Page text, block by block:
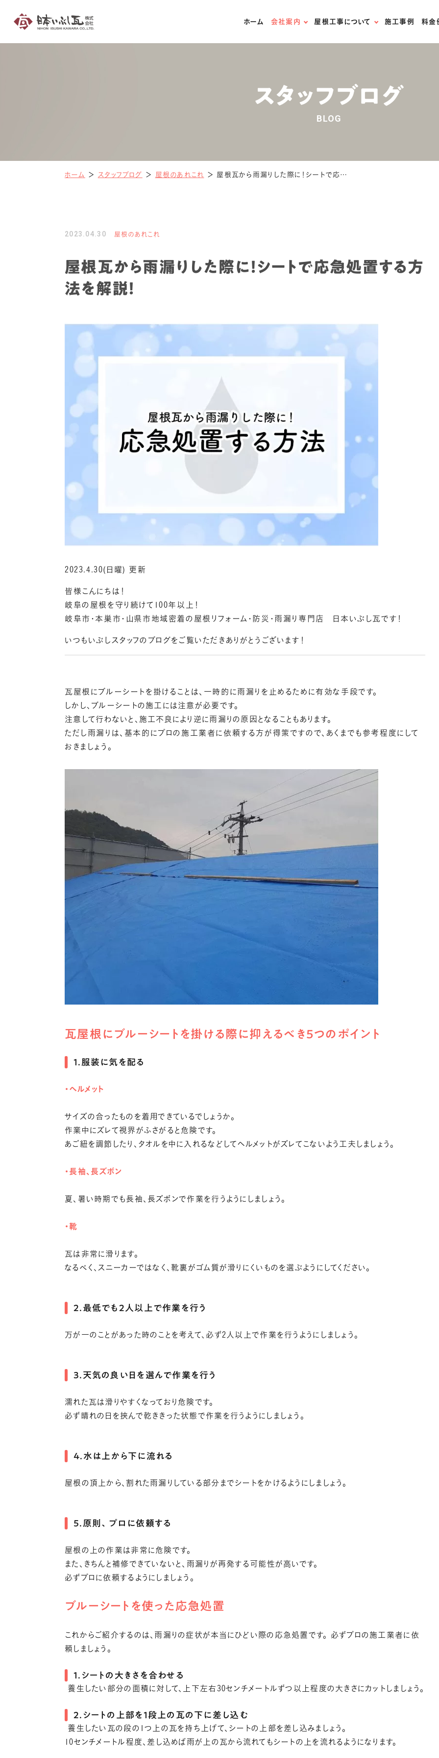
ホーム 会社案内
天窓専門店
屋根工事について
屋根材の紹介
施工事例 料金
スタッフブログ
BLOG
ホーム ＞ スタッフブログ ＞ 屋根のあれこれ ＞ 屋根瓦から雨漏りした際に！シートで応急処置する方法を解説！
2023.04.30 屋根のあれこれ
屋根瓦から雨漏りした際に！シートで応急処置する方
法を解説！
2023.4.30(日曜) 更新
皆様こんにちは！
岐阜の屋根を守り続けて100年以上！
岐阜市・本巣市・山県市地域密着の屋根リフォーム・防災・雨漏り専門店 日本いぶし瓦です！
いつもいぶしスタッフのブログをご覧いただきありがとうございます！
瓦屋根にブルーシートを掛けることは、一時的に雨漏りを止めるために有効な手段です。
しかし、ブルーシートの施工には注意が必要です。
注意して行わないと、施工不良により逆に雨漏りの原因となることもあります。
ただし雨漏りは、基本的にプロの施工業者に依頼する方が得策ですので、あくまでも参考程度にして
おきましょう。
瓦屋根にブルーシートを掛ける際に抑えるべき5つのポイント
1．服装に気を配る
・ヘルメット
サイズの合ったものを着用できているでしょうか。
作業中にズレて視界がふさがると危険です。
あご紐を調節したり、タオルを中に入れるなどしてヘルメットがズレてこないよう工夫しましょう。
・長袖、長ズボン
夏、暑い時期でも長袖、長ズボンで作業を行うようにしましょう。
・靴
瓦は非常に滑ります。
なるべく、スニーカーではなく、靴裏がゴム質が滑りにくいものを選ぶようにしてください。
2．最低でも2人以上で作業を行う
万が一のことがあった時のことを考えて、必ず2人以上で作業を行うようにしましょう。
3．天気の良い日を選んで作業を行う
濡れた瓦は滑りやすくなっており危険です。
必ず晴れの日を挟んで乾ききった状態で作業を行うようにしましょう。
4．水は上から下に流れる
屋根の頂上から、割れた雨漏りしている部分までシートをかけるようにしましょう。
5．原則、プロに依頼する
屋根の上の作業は非常に危険です。
また、きちんと補修できていないと、雨漏りが再発する可能性が高いです。
必ずプロに依頼するようにしましょう。
ブルーシートを使った応急処置
これからご紹介するのは、雨漏りの症状が本当にひどい際の応急処置です。 必ずプロの施工業者に依
頼しましょう。
1．シートの大きさを合わせる
養生したい部分の面積に対して、上下左右30センチメートルずつ以上程度の大きさにカットしましょう。
2．シートの上部を1段上の瓦の下に差し込む
養生したい瓦の段の1つ上の瓦を持ち上げて、シートの上部を差し込みましょう。
10センチメートル程度、差し込めば雨が上の瓦から流れてもシートの上を流れるようになります。